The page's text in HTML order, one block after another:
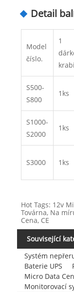
Detail
Model
číslo.
1
S500-
S800
1ks
S1000-
S2000
1ks
S3000 1ks
Hot Tags: 12v
Továrna, Na
Cena, CE
Související
Systém
Baterie UPS
Micro Data
Monitorovací